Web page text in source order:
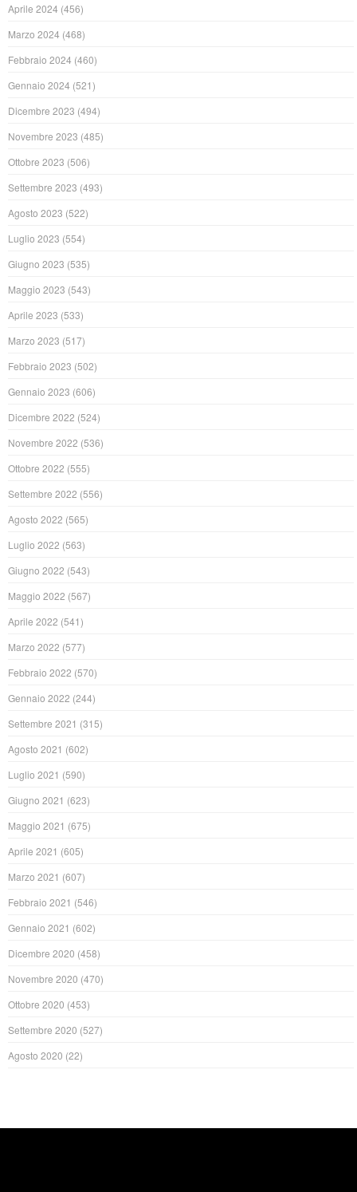
Aprile 2024 (456)
Marzo 2024 (468)
Febbraio 2024 (460)
Gennaio 2024 (521)
Dicembre 2023 (494)
Novembre 2023 (485)
Ottobre 2023 (506)
Settembre 2023 (493)
Agosto 2023 (522)
Luglio 2023 (554)
Giugno 2023 (535)
Maggio 2023 (543)
Aprile 2023 (533)
Marzo 2023 (517)
Febbraio 2023 (502)
Gennaio 2023 (606)
Dicembre 2022 (524)
Novembre 2022 (536)
Ottobre 2022 (555)
Settembre 2022 (556)
Agosto 2022 (565)
Luglio 2022 (563)
Giugno 2022 (543)
Maggio 2022 (567)
Aprile 2022 (541)
Marzo 2022 (577)
Febbraio 2022 (570)
Gennaio 2022 (244)
Settembre 2021 (315)
Agosto 2021 (602)
Luglio 2021 (590)
Giugno 2021 (623)
Maggio 2021 (675)
Aprile 2021 (605)
Marzo 2021 (607)
Febbraio 2021 (546)
Gennaio 2021 (602)
Dicembre 2020 (458)
Novembre 2020 (470)
Ottobre 2020 (453)
Settembre 2020 (527)
Agosto 2020 (22)